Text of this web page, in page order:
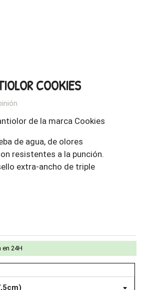
COOKIES
de la marca Cookies
de agua, de olores
resistentes a la punción.
extra-ancho de triple
en 24H